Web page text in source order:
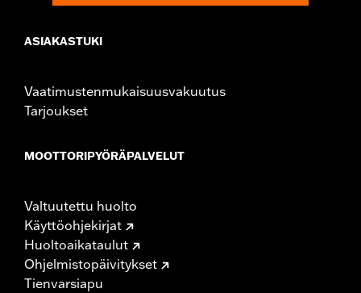
ASIAKASTUKI
Vaatimustenmukaisuusvakuutus
Tarjoukset
MOOTTORIPYÖRÄPALVELUT
Valtuutettu huolto
Käyttöohjekirjat
Huoltoaikataulut
Ohjelmistopäivitykset
Tienvarsiapu